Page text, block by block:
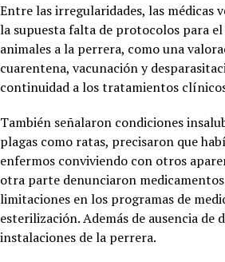
Entre las irregularidades, las médicas
la supuesta falta de protocolos para
animales a la perrera, como una
cuarentena, vacunación y
continuidad a los tratamientos
También señalaron condiciones
plagas como ratas, precisaron que
enfermos conviviendo con otros
otra parte denunciaron medicamentos
limitaciones en los programas de
esterilización. Además de ausencia de
instalaciones de la perrera.